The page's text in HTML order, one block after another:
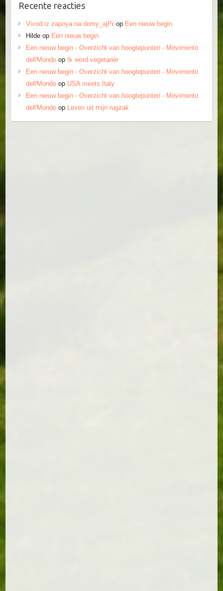
Recente reacties
Vivod iz zapoya na domy_ajProp Een nieuw begin
Hildeop Een nieuw begin
Een nieuw begin - Overzicht van hoogtepunten - Movimento
dell'Mondoop
Ik word vegetariër
Een nieuw begin - Overzicht van hoogtepunten - Movimento
dell'Mondoop USA meets Italy
Een nieuw begin - Overzicht van hoogtepunten - Movimento
dell'Mondoop Leven uit mijn rugzak